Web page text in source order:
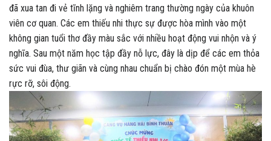
đã xua tan đi vẻ tĩnh lặng và nghiêm trang thường ngày của khuôn
viên cơ quan. Các em thiếu nhi thực sự được hòa mình vào một
không gian tuổi thơ đầy màu sắc với nhiều hoạt động vui nhộn và ý
nghĩa. Sau một năm học tập đầy nỗ lực, đây là dịp để các em thỏa
sức vui đùa, thư giãn và cùng nhau chuẩn bị chào đón một mùa hè
rực rỡ, sôi động.